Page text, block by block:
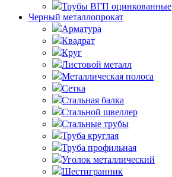
Трубы ВГП оцинкованные
Черный металлопрокат
Арматура
Квадрат
Круг
Листовой металл
Металлическая полоса
Сетка
Стальная балка
Стальной швеллер
Стальные трубы
Труба круглая
Труба профильная
Уголок металлический
Шестигранник